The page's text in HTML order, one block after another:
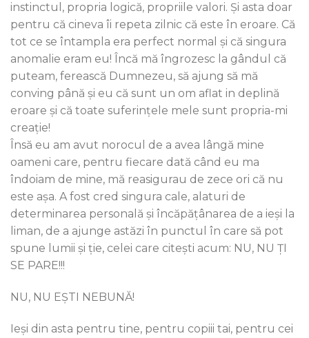
instinctul, propria logică, propriile valori. Și asta doar
pentru că cineva îi repeta zilnic că este în eroare. Că
tot ce se întampla era perfect normal și că singura
anomalie eram eu! Încă mă îngrozesc la gândul că
puteam, ferească Dumnezeu, să ajung să mă
conving până și eu că sunt un om aflat in deplină
eroare și că toate suferințele mele sunt propria-mi
creație!
Însă eu am avut norocul de a avea lângă mine
oameni care, pentru fiecare dată când eu ma
îndoiam de mine, mă reasigurau de zece ori că nu
este așa. A fost cred singura cale, alaturi de
determinarea personală și încăpățânarea de a ieși la
liman, de a ajunge astăzi în punctul în care să pot
spune lumii și ție, celei care citești acum: NU, NU ȚI
SE PARE!!!
NU, NU EȘTI NEBUNĂ!
Ieși din asta pentru tine, pentru copiii tai, pentru cei